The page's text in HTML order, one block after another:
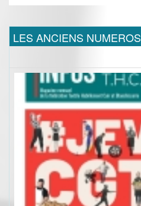
LES ANCIENS NUMEROS